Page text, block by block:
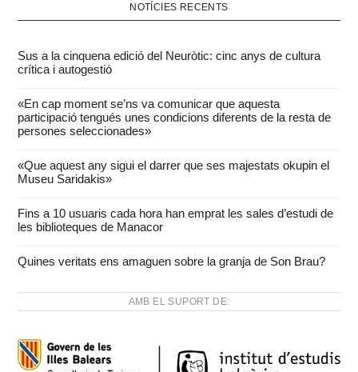
NOTÍCIES RECENTS
Sus a la cinquena edició del Neuròtic: cinc anys de cultura
crítica i autogestió
«En cap moment se’ns va comunicar que aquesta
participació tengués unes condicions diferents de la resta de
persones seleccionades»
«Que aquest any sigui el darrer que ses majestats okupin el
Museu Saridakis»
Fins a 10 usuaris cada hora han emprat les sales d’estudi de
les biblioteques de Manacor
Quines veritats ens amaguen sobre la granja de Son Brau?
AMB EL SUPORT DE: